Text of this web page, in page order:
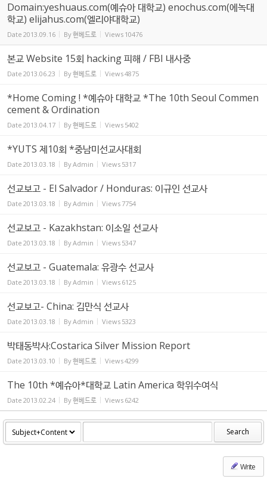
Domain:yeshuaus.com(예슈아 대학교) enochus.com(에녹대
학교) elijahus.com(엘리야대학교)
Date 2013.09.16 By현베드로 Views 10476
본교 Website 15회 hacking 피해 / FBI 내사중
Date 2013.06.23 By현베드로 Views4875
*Home Coming ! *예슈아 대학교 *The 10th Seoul Commen
cement & Ordination
Date 2013.04.17 By현베드로 Views 5402
*YUTS 제10회 *중남미선교사대회
Date 2013.03.18 ByAdmin Views 5317
선교보고 - El Salvador / Honduras: 이규인 선교사
Date 2013.03.18 ByAdmin Views 7754
선교보고 - Kazakhstan: 이소일 선교사
Date 2013.03.18 ByAdmin Views 5347
선교보고 - Guatemala: 유광수 선교사
Date 2013.03.18 ByAdmin Views 6125
선교보고- China: 김만식 선교사
Date 2013.03.18 ByAdmin Views 5323
박태동박사:Costarica Silver Mission Report
Date 2013.03.10 By현베드로 Views4299
The 10th *예슈아*대학교 Latin America 학위수여식
Date 2013.02.24 By현베드로 Views 6242
Search
Write